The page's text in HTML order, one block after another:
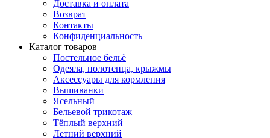
Доставка и оплата
Возврат
Контакты
Конфиденциальность
Каталог товаров
Постельное бельё
Одеяла, полотенца, крыжмы
Аксессуары для кормления
Вышиванки
Ясельный
Бельевой трикотаж
Тёплый верхний
Летний верхний